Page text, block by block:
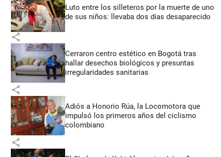
Luto entre los silleteros por la muerte de uno
de sus niños: llevaba dos días desaparecido
share
Cerraron centro estético en Bogotá tras
hallar desechos biológicos y presuntas
irregularidades sanitarias
share
Adiós a Honorio Rúa, la Locomotora que
impulsó los primeros años del ciclismo
colombiano
share